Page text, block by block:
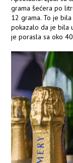
grama šećera po
12 grama. To je
pokazalo da je bila
je porasla sa oko